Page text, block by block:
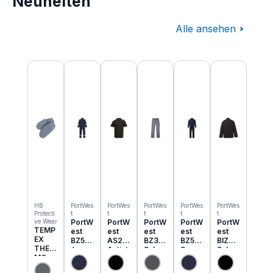
Alle ansehen
Produktgalerie überspringen
HB
Protecti
ve Wear
TEMP
EX
THER
MO
Einzie
PortWes
t
PortW
est
BZ50
6
Classi
c
PortWes
t
PortW
est
AS21
Antist
atik
ESD
PortWes
t
PortW
est
BZ31
Schw
eisser
Cargo
PortWes
t
PortW
est
BZ52
3
Bizwe
ld
PortWes
t
PortW
est
BIZ2
Schw
eisser
Jacke